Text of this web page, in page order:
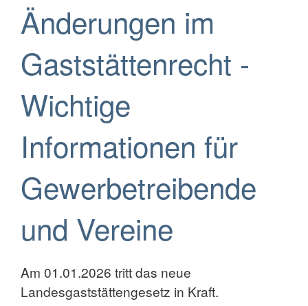
Änderungen im
Gaststättenrecht -
Wichtige
Informationen für
Gewerbetreibende
und Vereine
Am 01.01.2026 tritt das neue
Landesgaststättengesetz in Kraft.